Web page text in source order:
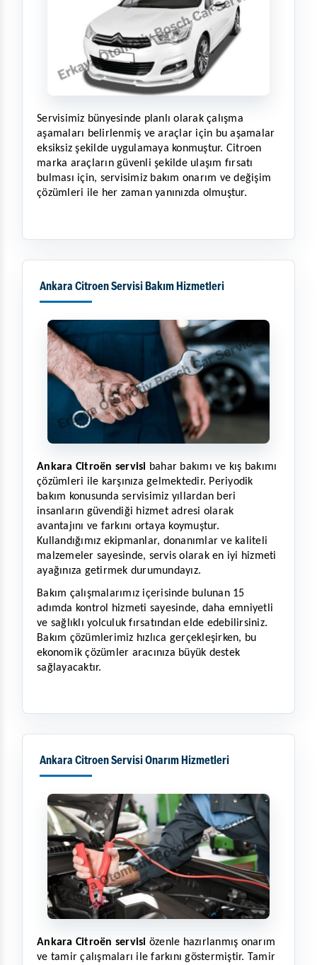
Servisimiz bünyesinde planlı olarak çalışma
aşamaları belirlenmiş ve araçlar için bu aşamalar
eksiksiz şekilde uygulamaya konmuştur. Citroen
marka araçların güvenli şekilde ulaşım fırsatı
bulması için, servisimiz bakım onarım ve değişim
çözümleri ile her zaman yanınızda olmuştur.
Ankara Citroen Servisi Bakım Hizmetleri
Ankara Citroën servisi bahar bakımı ve kış bakımı
çözümleri ile karşınıza gelmektedir. Periyodik
bakım konusunda servisimiz yıllardan beri
insanların güvendiği hizmet adresi olarak
avantajını ve farkını ortaya koymuştur.
Kullandığımız ekipmanlar, donanımlar ve kaliteli
malzemeler sayesinde, servis olarak en iyi hizmeti
ayağınıza getirmek durumundayız.
Bakım çalışmalarımız içerisinde bulunan 15
adımda kontrol hizmeti sayesinde, daha emniyetli
ve sağlıklı yolculuk fırsatından elde edebilirsiniz.
Bakım çözümlerimiz hızlıca gerçekleşirken, bu
ekonomik çözümler aracınıza büyük destek
sağlayacaktır.
Ankara Citroen Servisi Onarım Hizmetleri
Ankara Citroën servisi özenle hazırlanmış onarım
ve tamir çalışmaları ile farkını göstermiştir. Tamir